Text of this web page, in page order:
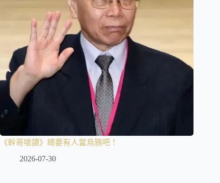
《幹哥嗆讀》總要有人當烏鴉吧！
2026-07-30